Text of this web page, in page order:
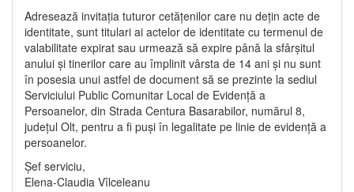
Adresează invitația tuturor cetățenilor care nu dețin acte de
identitate, sunt titulari ai actelor de identitate cu termenul de
valabilitate expirat sau urmează să expire până la sfârșitul
anului și tinerilor care au împlinit vârsta de 14 ani și nu sunt
în posesia unui astfel de document să se prezinte la sediul
Serviciului Public Comunitar Local de Evidență a
Persoanelor, din Strada Centura Basarabilor, numărul 8,
județul Olt, pentru a fi puși în legalitate pe linie de evidență a
persoanelor.
Șef serviciu,
Elena-Claudia Vîlceleanu